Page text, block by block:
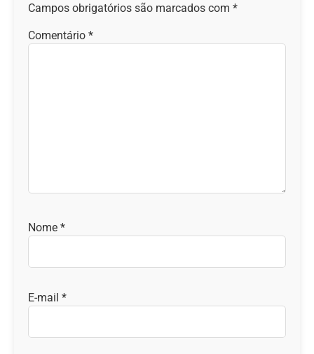
Campos obrigatórios são marcados com *
Comentário *
Nome *
E-mail *